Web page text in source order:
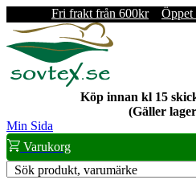
Fri frakt från 600kr Öppet
Köp innan kl 15
(Gäller
Min Sida
Varukorg
Sök produkt, varumärke